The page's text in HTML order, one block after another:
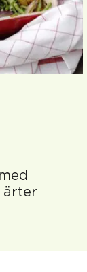
ärter